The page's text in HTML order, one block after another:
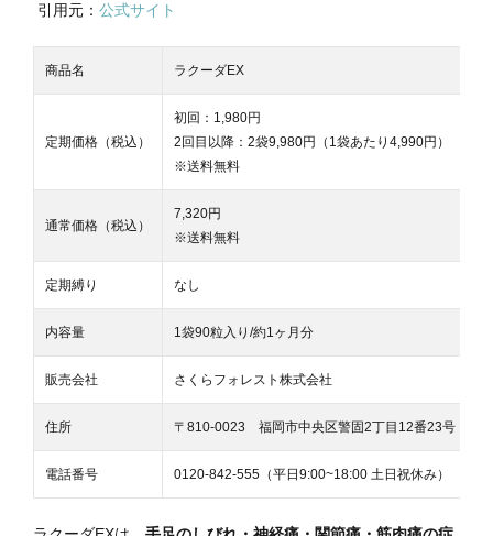
引用元： 公式サイト
商品名 ラクーダEX
定期価格（税込）
初回：1,980円
2回目以降：2袋9,980円（1袋あたり4,990円）
※送料無料
通常価格（税込）
7,320円
※送料無料
定期縛り なし
内容量 1袋90粒入り/約1ヶ月分
販売会社 さくらフォレスト株式会社
住所 〒810-0023 福岡市中央区警固2丁目12番23号
電話番号 0120-842-555（平日9:00~18:00 土日祝休み）